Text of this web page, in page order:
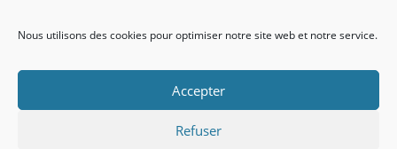
Nous utilisons des cookies pour optimiser notre site web et notre service.
Accepter
Refuser
visiteurs uniques: